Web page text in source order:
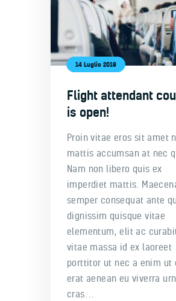
14 Luglio 2019
Flight attendant
is open!
Proin vitae eros sit amet
mattis accumsan at nec
Nam non libero quis ex
imperdiet mattis.
semper consequat ante
dignissim quisque vitae
elementum, elit ac
vitae massa id ex laoreet
porttitor ut nec a enim ut
erat aenean eu viverra
cras…